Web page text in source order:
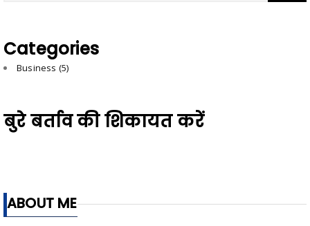
Categories
Business (5)
बुरे बर्ताव की शिकायत करें
ABOUT ME